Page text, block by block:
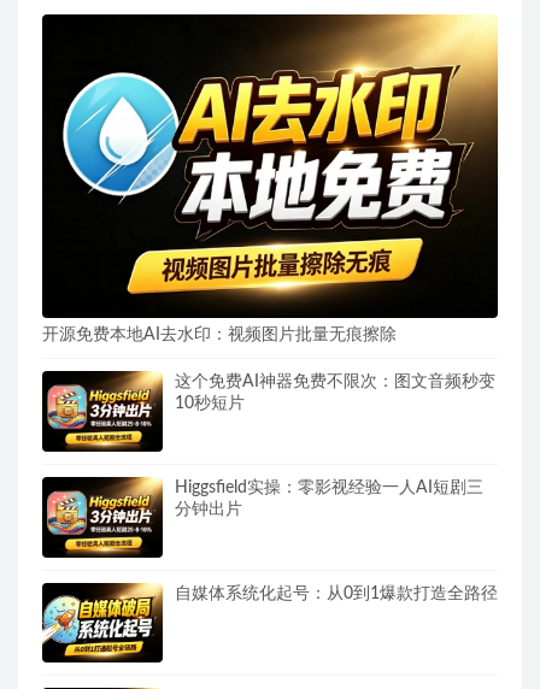
开源免费本地AI去水印：视频图片批量无痕擦除
这个免费AI神器免费不限次：图文音频秒变
10秒短片
Higgsfield实操：零影视经验一人AI短剧三
分钟出片
自媒体系统化起号：从0到1爆款打造全路径